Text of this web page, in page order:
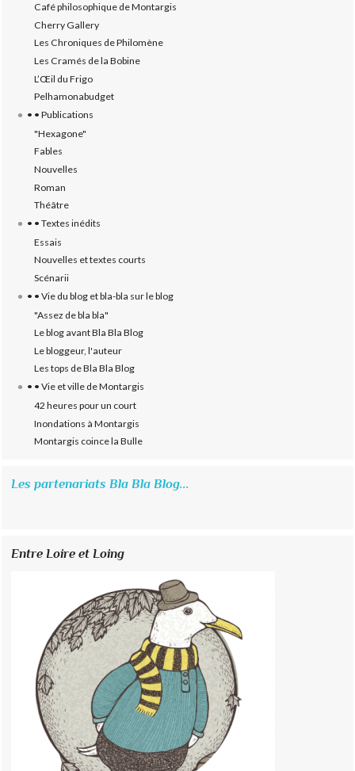
Café philosophique de Montargis
Cherry Gallery
Les Chroniques de Philomène
Les Cramés de la Bobine
L’‎Œil du Frigo
Pelhamonabudget
• • Publications
"Hexagone"
Fables
Nouvelles
Roman
Théâtre
• • Textes inédits
Essais
Nouvelles et textes courts
Scénarii
• • Vie du blog et bla-bla sur le blog
"Assez de bla bla"
Le blog avant Bla Bla Blog
Le bloggeur, l'auteur
Les tops de Bla Bla Blog
• • Vie et ville de Montargis
42 heures pour un court
Inondations à Montargis
Montargis coince la Bulle
Les partenariats Bla Bla Blog...
Entre Loire et Loing